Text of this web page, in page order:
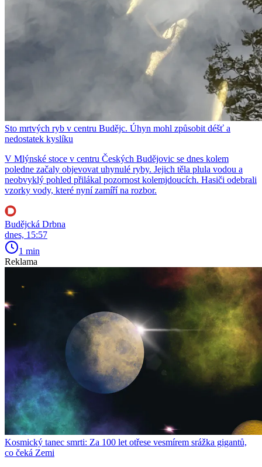
Sto mrtvých ryb v centru Budějc. Úhyn mohl způsobit déšť a
nedostatek kyslíku
V Mlýnské stoce v centru Českých Budějovic se dnes kolem
poledne začaly objevovat uhynulé ryby. Jejich těla plula vodou a
neobvyklý pohled přilákal pozornost kolemjdoucích. Hasiči odebrali
vzorky vody, které nyní zamíří na rozbor.
Budějcká Drbna
dnes, 15:57
1 min
Reklama
Kosmický tanec smrti: Za 100 let otřese vesmírem srážka gigantů,
co čeká Zemi